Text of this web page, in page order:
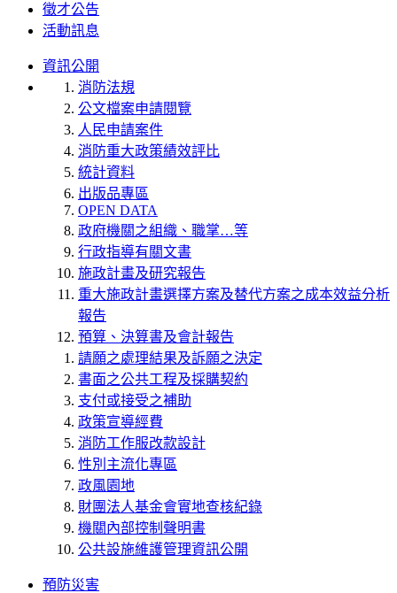
徵才公告
活動訊息
資訊公開
消防法規
公文檔案申請閱覽
人民申請案件
消防重大政策績效評比
統計資料
出版品專區
OPEN DATA
政府機關之組織、職掌…等
行政指導有關文書
施政計畫及研究報告
重大施政計畫選擇方案及替代方案之成本效益分析
報告
預算、決算書及會計報告
請願之處理結果及訴願之決定
書面之公共工程及採購契約
支付或接受之補助
政策宣導經費
消防工作服改款設計
性別主流化專區
政風園地
財團法人基金會實地查核紀錄
機關內部控制聲明書
公共設施維護管理資訊公開
預防災害